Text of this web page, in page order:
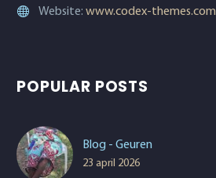
Website: www.codex-themes.com
POPULAR POSTS
Blog - Geuren
23 april 2026